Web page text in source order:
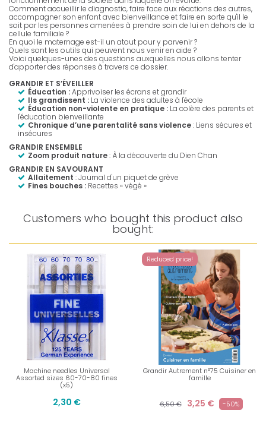
Comment accueillir le diagnostic, faire face aux réactions des autres,
accompagner son enfant avec bienveillance et faire en sorte qu'il le
soit par les personnes amenées à prendre soin de lui en dehors de la
cellule familiale ?
En quoi le maternage est-il un atout pour y parvenir ?
Quels sont les outils qui peuvent nous venir en aide ?
Voici quelques-unes des questions auxquelles nous allons tenter
d'apporter des réponses à travers ce dossier.
GRANDIR ET S’ÉVEILLER
Éducation :Apprivoiser les écrans et grandir
Ils grandissent : La violence des adultes à l'école
Éducation non-violente en pratique : La colère des parents et
l'éducation bienveillante
Chronique d’une parentalité sans violence: Liens sécures et
insécures
GRANDIR ENSEMBLE
Zoom produit nature: À la découverte du Dien Chan
GRANDIR EN SAVOURANT
Allaitement : Journal d'un piquet de grève
Fines bouches : Recettes « végé »
Customers who bought this product also
bought:
Machine needles Universal
Assorted sizes 60-70-80 fines
(x5)
2,30 €
Reduced price!
Grandir Autrement n°75 Cuisiner en
famille
6,50 € 3,25 € -50%